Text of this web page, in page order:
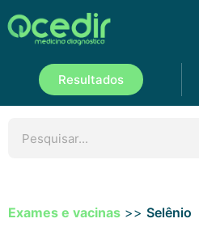
Resultados
Exames e vacinas >> Selênio